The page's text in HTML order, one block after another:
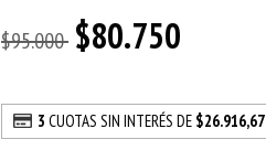
$95.000 $80.750
3 CUOTAS SIN INTERÉS DE $26.916,67